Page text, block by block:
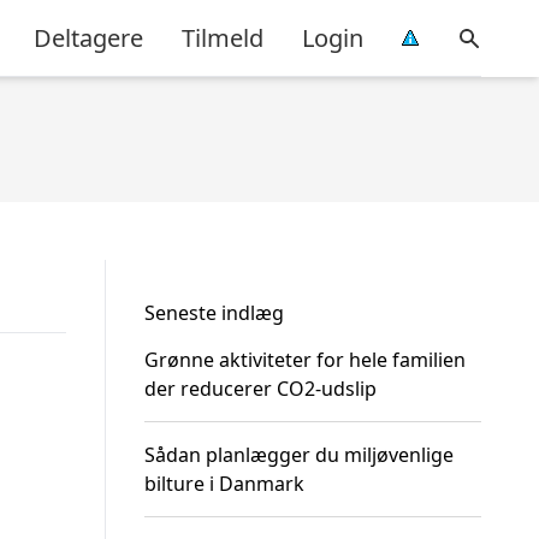
Deltagere Tilmeld Login
Seneste indlæg
Grønne aktiviteter for hele familien
der reducerer CO2-udslip
Sådan planlægger du miljøvenlige
bilture i Danmark